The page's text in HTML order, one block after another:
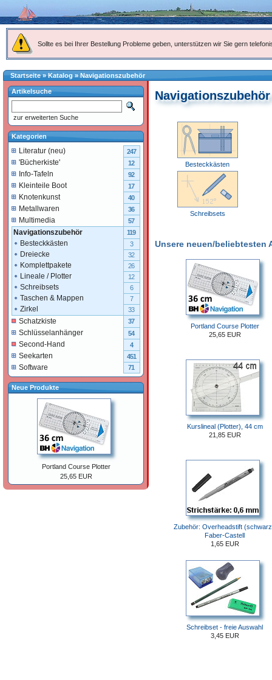
Sollte es bei Ihrer Bestellung Probleme geben, unterstützen wir Sie gern
Startseite»Katalog » Navigationszubehör
Navigationszubehör
Besteckkästen
Schreibsets
Unsere neuen/beliebtesten
Portland Course Plotter
25,65 EUR
Kurslineal (Plotter), 44 cm
21,85 EUR
Zubehör: Overheadstift
Faber-Castell
1,65 EUR
Schreibset - freie Auswahl
3,45 EUR
Artikelsuche
zur erweiterten Suche
Kategorien
Literatur (neu) 247
'Bücherkiste' 12
Info-Tafeln 92
Kleinteile Boot 17
Knotenkunst 40
Metallwaren 36
Multimedia 57
Navigationszubehör 119
Besteckkästen 3
Dreiecke 32
Komplettpakete 26
Lineale / Plotter 12
Schreibsets 6
Taschen & Mappen 7
Zirkel 33
Schatzkiste 37
Schlüsselanhänger 54
Second-Hand 4
Seekarten 451
Software 71
Neue Produkte
Portland Course Plotter
25,65 EUR